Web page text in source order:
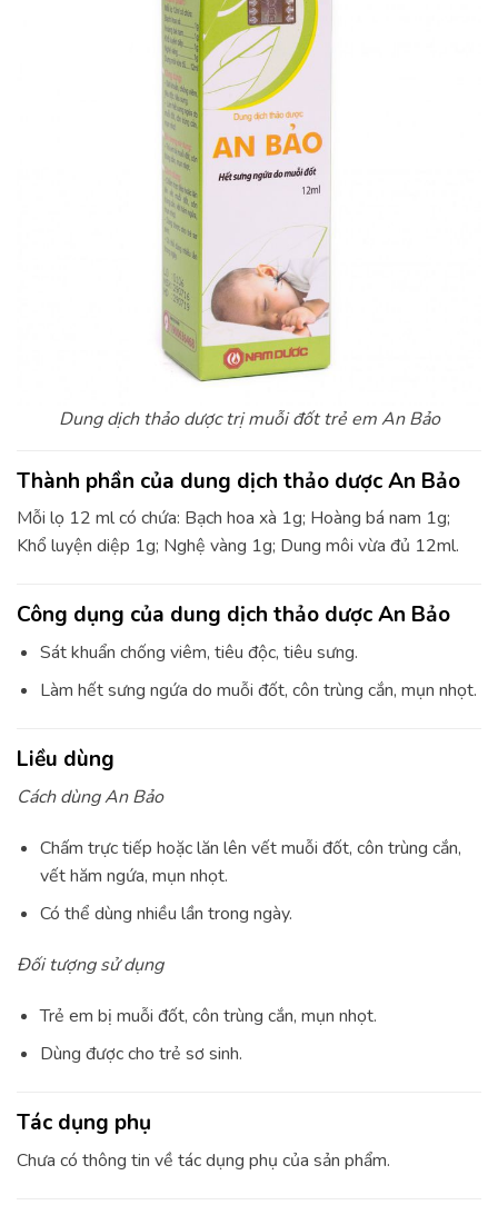
Dung dịch thảo dược trị muỗi đốt trẻ em An Bảo
Thành phần của dung dịch thảo dược An Bảo
Mỗi lọ 12 ml có chứa: Bạch hoa xà 1g; Hoàng bá nam 1g;
Khổ luyện diệp 1g; Nghệ vàng 1g; Dung môi vừa đủ 12ml.
Công dụng của dung dịch thảo dược An Bảo
Sát khuẩn chống viêm, tiêu độc, tiêu sưng.
Làm hết sưng ngứa do muỗi đốt, côn trùng cắn, mụn nhọt.
Liều dùng
Cách dùng An Bảo
Chấm trực tiếp hoặc lăn lên vết muỗi đốt, côn trùng cắn,
vết hăm ngứa, mụn nhọt.
Có thể dùng nhiều lần trong ngày.
Đối tượng sử dụng
Trẻ em bị muỗi đốt, côn trùng cắn, mụn nhọt.
Dùng được cho trẻ sơ sinh.
Tác dụng phụ
Chưa có thông tin về tác dụng phụ của sản phẩm.